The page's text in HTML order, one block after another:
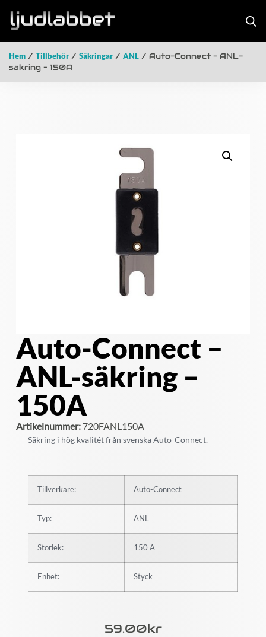
Hem / Tillbehör/ Säkringar/ ANL / Auto-Connect – ANL-
säkring – 150A
Auto-Connect –
ANL-säkring –
150A
Artikelnummer:720FANL150A
Säkring i hög kvalitét från svenska Auto-Connect.
Tillverkare: Auto-Connect
Typ: ANL
Storlek: 150 A
Enhet: Styck
59.00Kr